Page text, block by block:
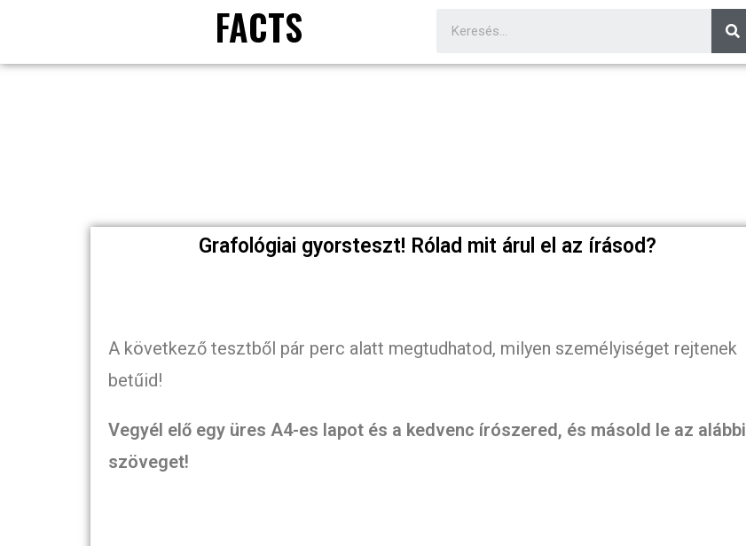
FACTS
Grafológiai gyorsteszt! Rólad mit árul el az írásod?
A következő tesztből pár perc alatt megtudhatod, milyen személyiséget rejtenek
betűid!
Vegyél elő egy üres A4-es lapot és a kedvenc írószered, és másold le az alábbi
szöveget!